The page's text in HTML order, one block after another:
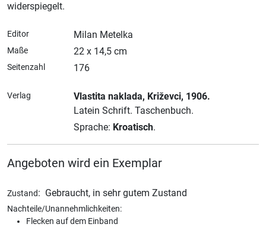
widerspiegelt.
Editor Milan Metelka
Maße 22 x 14,5 cm
Seitenzahl 176
Verlag Vlastita naklada, Križevci, 1906.
Latein Schrift. Taschenbuch.
Sprache: Kroatisch.
Angeboten wird ein Exemplar
Zustand: Gebraucht, in sehr gutem Zustand
Nachteile/Unannehmlichkeiten:
Flecken auf dem Einband